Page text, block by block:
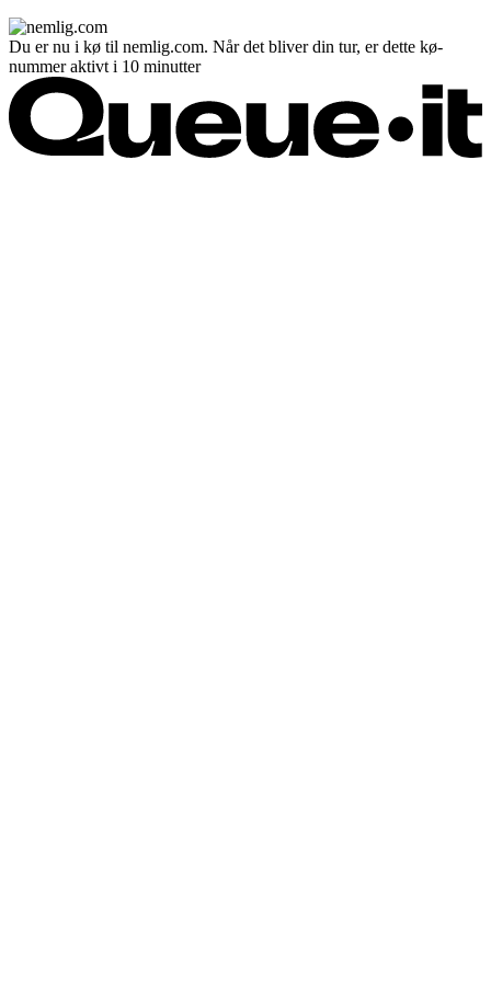
Du er nu i kø til nemlig.com. Når det bliver din tur, er dette kø-
nummer aktivt i 10 minutter